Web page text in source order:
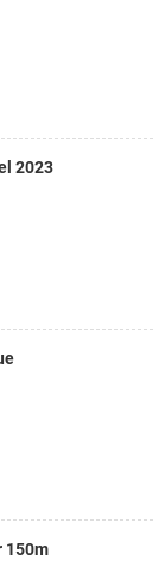
2023
150m